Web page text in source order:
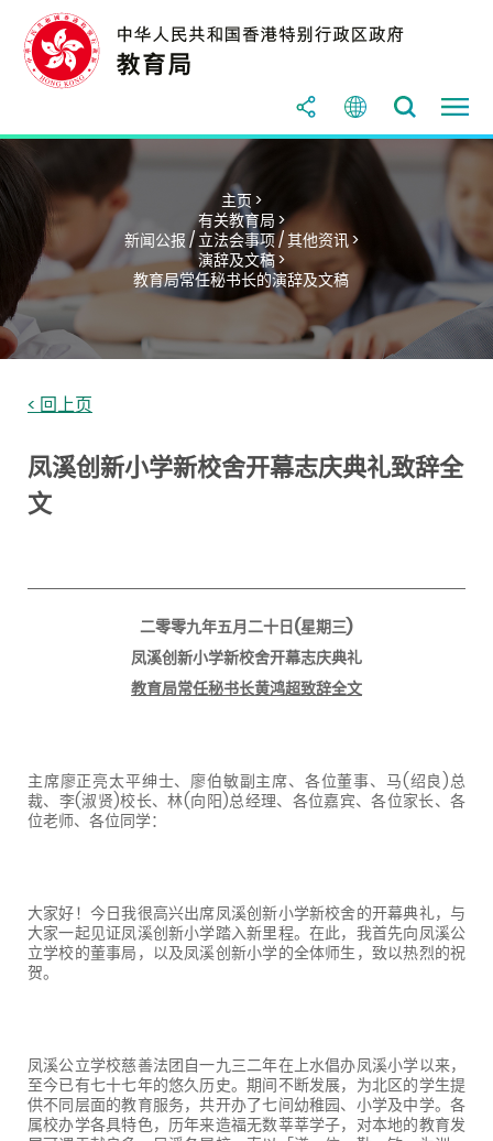
主页 >
有关教育局 >
新闻公报 / 立法会事项 / 其他资讯 >
演辞及文稿 >
教育局常任秘书长的演辞及文稿
< 回上页
凤溪创新小学新校舍开幕志庆典礼致辞全
文
二零零九年五月二十日(星期三)
凤溪创新小学新校舍开幕志庆典礼
教育局常任秘书长黄鸿超致辞全文
主席廖正亮太平绅士、廖伯敏副主席、各位董事、马(绍良)总
裁、李(淑贤)校长、林(向阳)总经理、各位嘉宾、各位家长、各
位老师、各位同学：
大家好！今日我很高兴出席凤溪创新小学新校舍的开幕典礼，与
大家一起见证凤溪创新小学踏入新里程。在此，我首先向凤溪公
立学校的董事局，以及凤溪创新小学的全体师生，致以热烈的祝
贺。
凤溪公立学校慈善法团自一九三二年在上水倡办凤溪小学以来，
至今已有七十七年的悠久历史。期间不断发展，为北区的学生提
供不同层面的教育服务，共开办了七间幼稚园、小学及中学。各
属校办学各具特色，历年来造福无数莘莘学子，对本地的教育发